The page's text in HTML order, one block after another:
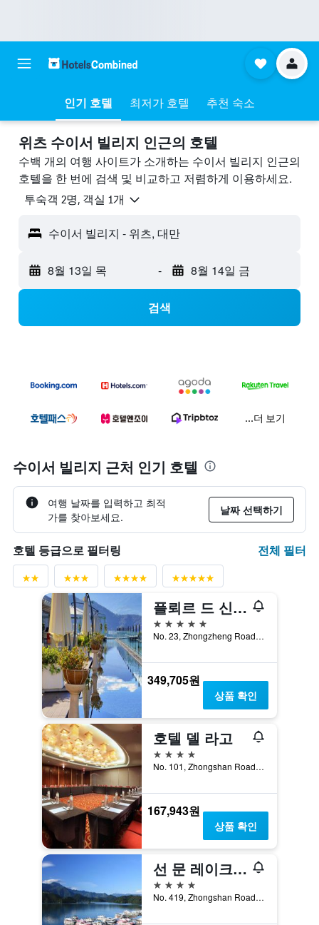
인기 호텔 최저가 호텔 추천 숙소
위츠 수이서 빌리지 ​인근의 호텔
수백 개의 여행 사이트가 소개하는 수이서 빌리지 인근의
호텔을 한 번에 검색 및 비교하고 저렴하게 이용하세요.
​투숙객 2​명, ​객실 1개
수이서 빌리지 - 위츠, 대만
8월 13일 목 - 8월 14일 금
검색
...더 보기
수이서 빌리지 근처 인기 호텔
여행 날짜를 입력하고 최적
가를 찾아보세요.
날짜 선택하기
호텔 등급으로 필터링 전체 필터
플뢰르 드 신 호텔
5성급
No. 23, Zhongzheng Road, 위츠, 대만
349,705원
상품 확인
호텔 델 라고
4성급
No. 101, Zhongshan Road, 위츠, 대만
167,943원
상품 확인
선 문 레이크 호텔
4성급
No. 419, Zhongshan Road, 위츠, 대만